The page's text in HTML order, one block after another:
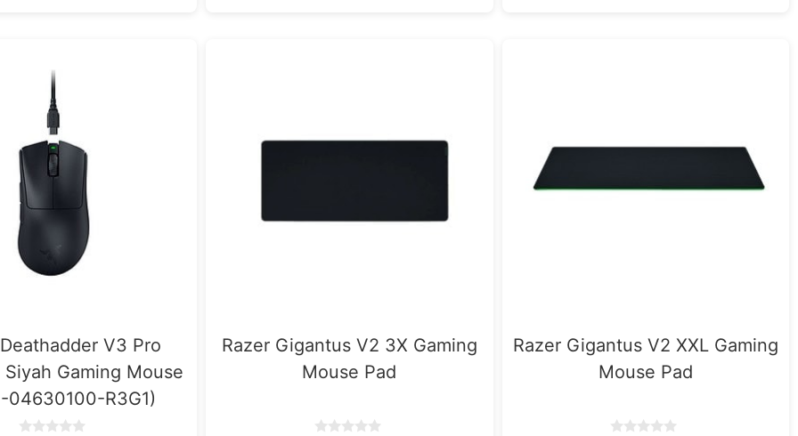
V3 Pro
Gaming Mouse
04630100-R3G1)
Razer Gigantus V2 3X Gaming
Mouse Pad
Razer Gigantus V2 XXL Gaming
Mouse Pad